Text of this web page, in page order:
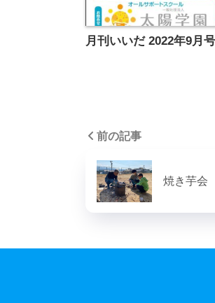
月刊いいだ 2022年9月
前の記事
焼き芋会